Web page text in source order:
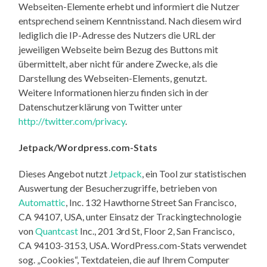
Webseiten-Elemente erhebt und informiert die Nutzer
entsprechend seinem Kenntnisstand. Nach diesem wird
lediglich die IP-Adresse des Nutzers die URL der
jeweiligen Webseite beim Bezug des Buttons mit
übermittelt, aber nicht für andere Zwecke, als die
Darstellung des Webseiten-Elements, genutzt.
Weitere Informationen hierzu finden sich in der
Datenschutzerklärung von Twitter unter
http://twitter.com/privacy.
Jetpack/Wordpress.com-Stats
Dieses Angebot nutzt Jetpack , ein Tool zur statistischen
Auswertung der Besucherzugriffe, betrieben von
Automattic , Inc. 132 Hawthorne Street San Francisco,
CA 94107, USA, unter Einsatz der Trackingtechnologie
vonQuantcast Inc., 201 3rd St, Floor 2, San Francisco,
CA 94103-3153, USA. WordPress.com-Stats verwendet
sog. „Cookies“, Textdateien, die auf Ihrem Computer